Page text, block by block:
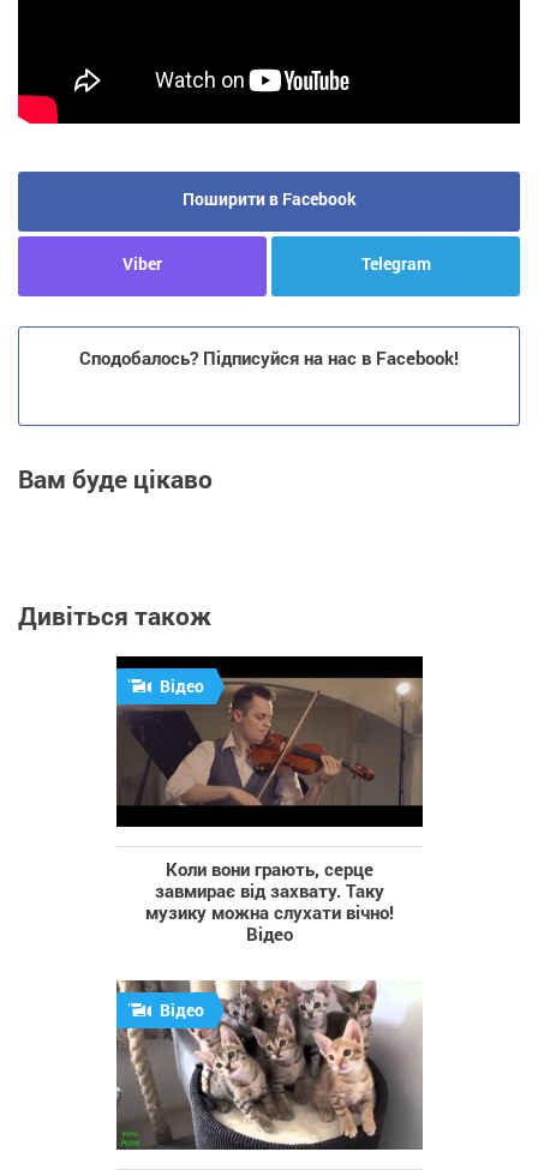
Поширити в Facebook
Viber Telegram
Сподобалось? Підписуйся на нас в Facebook!
Вам буде цікаво
Дивіться також
Відео
Коли вони грають, серце
завмирає від захвату. Таку
музику можна слухати вічно!
Відео
Відео